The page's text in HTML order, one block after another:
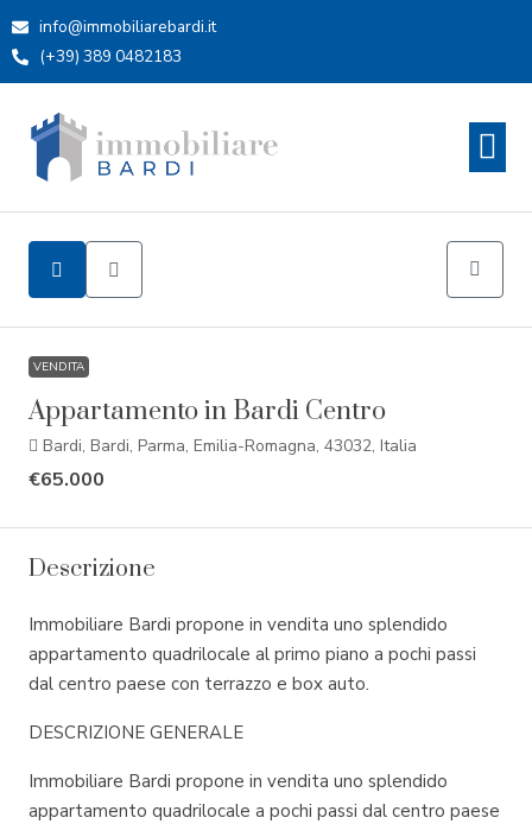
info@immobiliarebardi.it
(+39) 389 0482183
VENDITA
Appartamento in Bardi Centro
Bardi, Bardi, Parma, Emilia-Romagna, 43032, Italia
€65.000
Descrizione
Immobiliare Bardi propone in vendita uno splendido
appartamento quadrilocale al primo piano a pochi passi
dal centro paese con terrazzo e box auto.
DESCRIZIONE GENERALE
Immobiliare Bardi propone in vendita uno splendido
appartamento quadrilocale a pochi passi dal centro paese